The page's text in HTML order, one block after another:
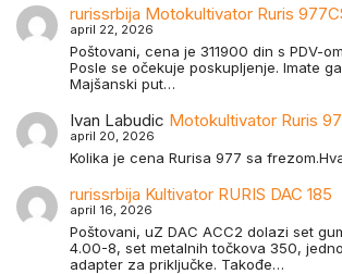
rurissrbija Motokultivator Ruris
april 22, 2026
Poštovani, cena je 311900 din s PDV-
Posle se očekuje poskupljenje. Imate
Majšanski put…
Ivan Labudic Motokultivator Ruris
april 20, 2026
Kolika je cena Rurisa 977 sa
rurissrbija Kultivator RURIS DAC 185
april 16, 2026
Poštovani, uZ DAC ACC2 dolazi set
4.00-8, set metalnih točkova 350,
adapter za priključke. Takođe…